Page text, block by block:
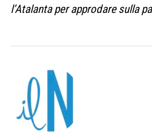
l’Atalanta per approdare sulla